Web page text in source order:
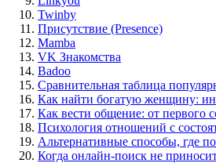
Twinby
Присутствие (Presence)
Mamba
VK Знакомства
Badoo
Сравнительная таблица
Как найти богатую женщину:
Как вести общение: от первого
Психология отношений с
Альтернативные способы, где
Когда онлайн-поиск не приносит